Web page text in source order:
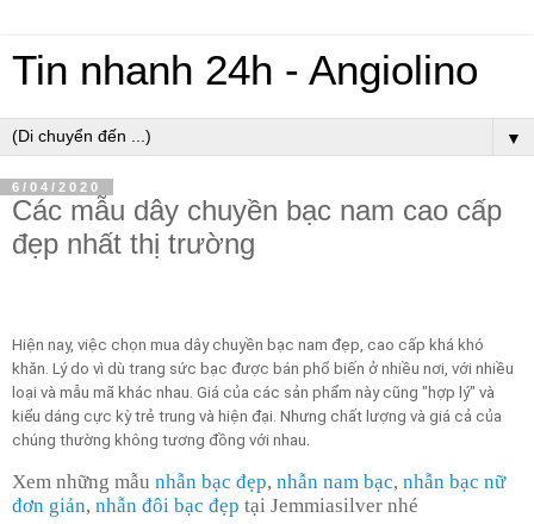
Tin nhanh 24h - Angiolino
▼
6/04/2020
Các mẫu dây chuyền bạc nam cao cấp
đẹp nhất thị trường
Hiện nay, việc chọn mua dây chuyền bạc nam đẹp, cao cấp khá khó
khăn. Lý do vì dù trang sức bạc được bán phổ biến ở nhiều nơi, với nhiều
loại và mẫu mã khác nhau. Giá của các sản phẩm này cũng "hợp lý" và
kiểu dáng cực kỳ trẻ trung và hiện đại. Nhưng chất lượng và giá cả của
chúng thường không tương đồng với nhau.
Xem những mẫu nhẫn bạc đẹp, nhẫn nam bạc, nhẫn bạc nữ
đơn giản, nhẫn đôi bạc đẹp tại Jemmiasilver nhé